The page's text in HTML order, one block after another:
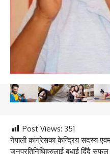
Post Views: 351
नेपाली कांग्रेसका केन्द्रिय सदस्य एवम्
जनप्रतिनिधिहरुलाई बधाई दिँदै